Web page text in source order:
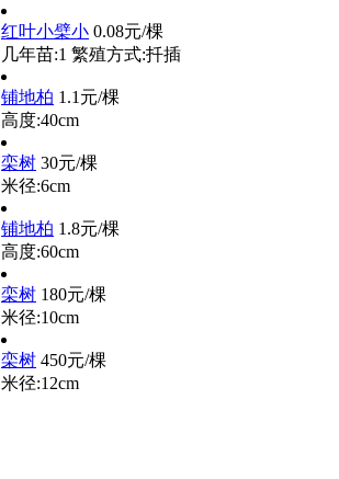
红叶小檗小 0.08元/棵
几年苗:1 繁殖方式:扦插
铺地柏 1.1元/棵
高度:40cm
栾树 30元/棵
米径:6cm
铺地柏 1.8元/棵
高度:60cm
栾树 180元/棵
米径:10cm
栾树 450元/棵
米径:12cm